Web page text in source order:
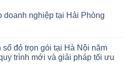
doanh nghiệp tại Hải Phòng
sổ đỏ trọn gói tại Hà Nội năm
trình mới và giải pháp tối ưu